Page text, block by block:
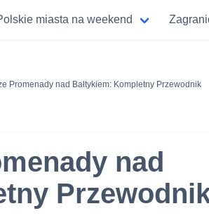
miasta na weekend
Promenady nad Bałtykiem: Kompletny Przewodnik
nad